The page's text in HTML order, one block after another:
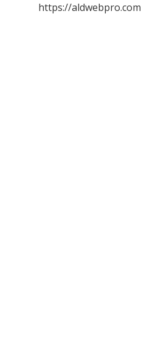
Kalori
https://aldwebpro.com